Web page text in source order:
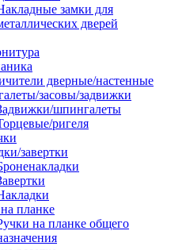
замки для
дверей
дверные/настенные
засовы/задвижки
шпингалеты
ригеля
завертки
планке
на планке общего